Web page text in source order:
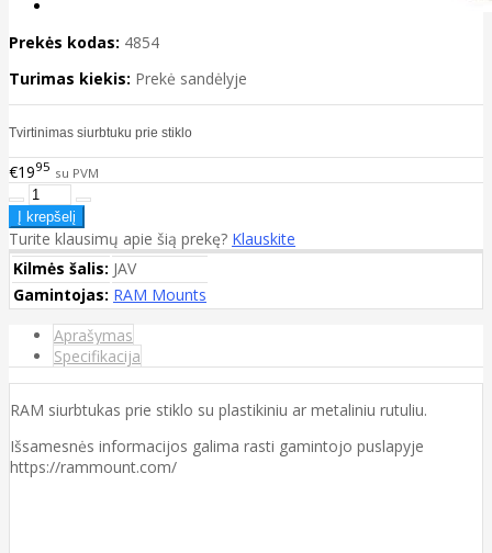
Prekės kodas: 4854
Turimas kiekis: Prekė sandėlyje
Tvirtinimas siurbtuku prie stiklo
€1995 su PVM
Turite klausimų apie šią prekę? Klauskite
Kilmės šalis: JAV
Gamintojas: RAM Mounts
Aprašymas
Specifikacija
RAM siurbtukas prie stiklo su plastikiniu ar metaliniu rutuliu.
Išsamesnės informacijos galima rasti gamintojo puslapyje
https://rammount.com/